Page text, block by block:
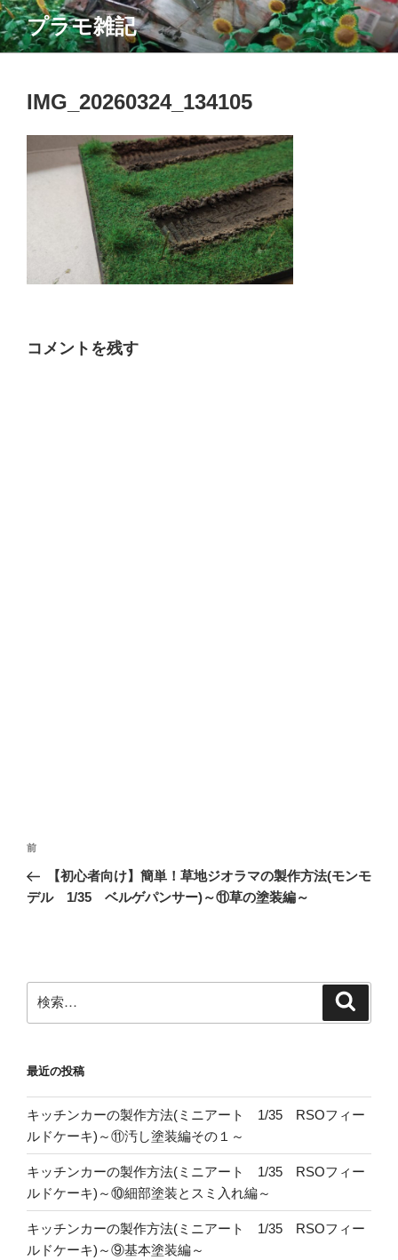
コ
ン
テ
プラモ雑記
IMG_20260324_134105
コメントを残す
投
ナ
シ
ョ
前
の
投
前
【初心者向け】簡単！草地ジオラマの製作方法(モンモ
デル 1/35 ベルゲパンサー)～⑪草の塗装編～
索:
最近の投稿
キッチンカーの製作方法(ミニアート 1/35 RSOフィー
ルドケーキ)～⑪汚し塗装編その１～
キッチンカーの製作方法(ミニアート 1/35 RSOフィー
ルドケーキ)～⑩細部塗装とスミ入れ編～
キッチンカーの製作方法(ミニアート 1/35 RSOフィー
ルドケーキ)～⑨基本塗装編～